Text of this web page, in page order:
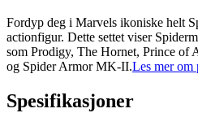
Fordyp deg i Marvels ikoniske helt
actionfigur. Dette settet viser
som Prodigy, The Hornet, Prince of
og Spider Armor MK-II.Les mer om
Spesifikasjoner